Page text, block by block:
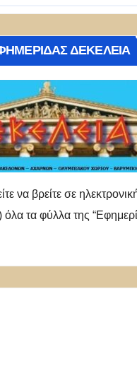
ΔΕΚΈΛΕΙΑ
να βρείτε σε
όλα τα φύλλα της